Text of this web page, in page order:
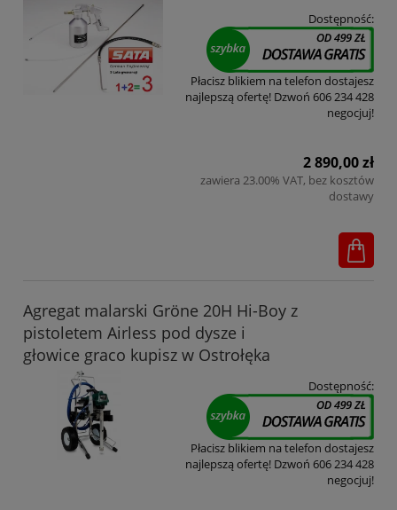
Dostępność:
Płacisz blikiem na telefon dostajesz
najlepszą ofertę! Dzwoń 606 234 428
negocjuj!
2 890,00 zł
zawiera 23.00% VAT, bez kosztów
dostawy
Agregat malarski Gröne 20H Hi-Boy z
pistoletem Airless pod dysze i
głowice graco kupisz w Ostrołęka
Dostępność:
Płacisz blikiem na telefon dostajesz
najlepszą ofertę! Dzwoń 606 234 428
negocjuj!